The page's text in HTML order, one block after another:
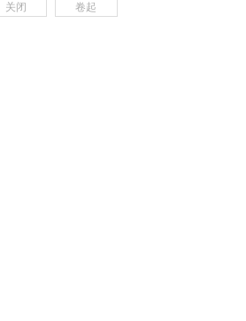
关闭 卷起